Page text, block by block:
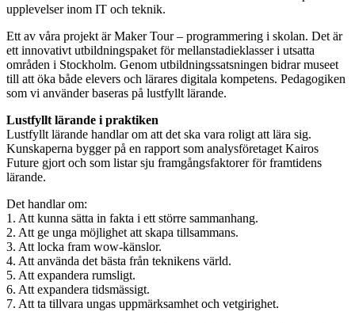
upplevelser inom IT och teknik.
Ett av våra projekt är Maker Tour – programmering i skolan. Det är
ett innovativt utbildningspaket för mellanstadieklasser i utsatta
områden i Stockholm. Genom utbildningssatsningen bidrar museet
till att öka både elevers och lärares digitala kompetens. Pedagogiken
som vi använder baseras på lustfyllt lärande.
Lustfyllt lärande i praktiken
Lustfyllt lärande handlar om att det ska vara roligt att lära sig.
Kunskaperna bygger på en rapport som analysföretaget Kairos
Future gjort och som listar sju framgångsfaktorer för framtidens
lärande.
Det handlar om:
1. Att kunna sätta in fakta i ett större sammanhang.
2. Att ge unga möjlighet att skapa tillsammans.
3. Att locka fram wow-känslor.
4. Att använda det bästa från teknikens värld.
5. Att expandera rumsligt.
6. Att expandera tidsmässigt.
7. Att ta tillvara ungas uppmärksamhet och vetgirighet.